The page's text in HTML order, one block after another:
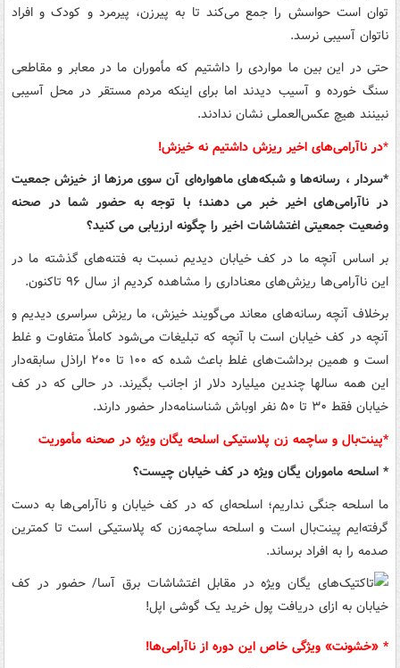
توان است حواسش را جمع می‌کند تا به پیرزن، پیرمرد و کودک و افراد
ناتوان آسیبی نرسد.
حتی در این بین ما مواردی را داشتیم که مأموران ما در معابر و مقاطعی
سنگ خورده و آسیب دیدند اما برای اینکه مردم مستقر در محل آسیبی
نبینند هیچ عکس‌العملی نشان ندادند.
*در ناآرامی‌های اخیر ریزش داشتیم نه خیزش!
*سردار ، رسانه‌ها و شبکه‌های ماهواره‌ای آن سوی مرزها از خیزش جمعیت
در ناآرامی‌های اخیر خبر می دهند؛ با توجه به حضور شما در صحنه
وضعیت جمعیتی اغتشاشات اخیر را چگونه ارزیابی می کنید؟
بر اساس آنچه ما در کف خیابان دیدیم نسبت به فتنه‌های گذشته ما در
این ناآرامی‌ها ریزش‌های معناداری را مشاهده کردیم از سال ۹۶ تاکنون.
برخلاف آنچه رسانه‌های معاند می‌گویند خیزش، ما ریزش سراسری دیدیم و
آنچه در کف خیابان است با آنچه که تبلیغات می‌شود کاملاً متفاوت و غلط
است و همین برداشت‌های غلط باعث شده که ۱۰۰ تا ۲۰۰ اراذل سابقه‌دار
این همه سالها چندین میلیارد دلار از اجانب بگیرند. در حالی که در کف
خیابان فقط ۳۰ تا ۵۰ نفر اوباش شناسنامه‌دار حضور دارند.
*پینت‌بال و ساچمه زن پلاستیکی اسلحه یگان ویژه در صحنه مأموریت
* اسلحه ماموران یگان ویژه در کف خیابان چیست؟
ما اسلحه جنگی نداریم؛ اسلحه‌ای که در کف خیابان و ناآرامی‌ها به دست
گرفته‌ایم پینت‌بال است و اسلحه ساچمه‌زن که پلاستیکی است تا کمترین
صدمه را به افراد برساند.
* «خشونت» ویژگی خاص این دوره از ناآرامی‌ها!